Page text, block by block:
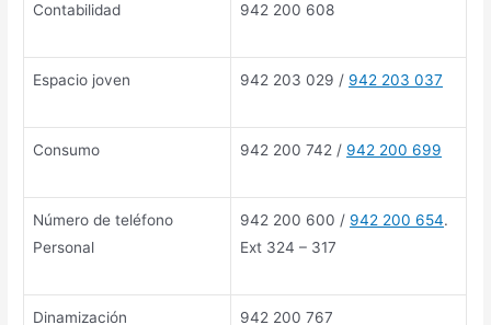
Contabilidad 942 200 608
Espacio joven 942 203 029 / 942 203 037
Consumo 942 200 742 / 942 200 699
Número de teléfono
Personal
942 200 600 / 942 200 654.
Ext 324 – 317
Dinamización 942 200 767